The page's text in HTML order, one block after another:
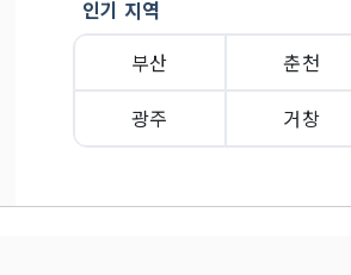
인기 지역
부산
춘천
광주
거창